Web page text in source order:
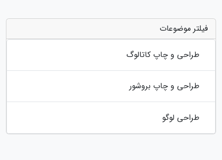
فیلتر موضوعات
طراحی و چاپ کاتالوگ
طراحی و چاپ بروشور
طراحی لوگو